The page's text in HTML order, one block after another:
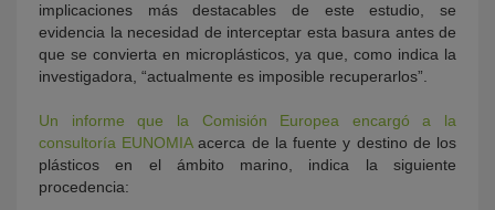
implicaciones más destacables de este estudio, se
evidencia la necesidad de interceptar esta basura antes de
que se convierta en microplásticos, ya que, como indica la
investigadora, “actualmente es imposible recuperarlos”.
Un informe que la Comisión Europea encargó a la
consultoría EUNOMIAacerca de la fuente y destino de los
plásticos en el ámbito marino, indica la siguiente
procedencia: